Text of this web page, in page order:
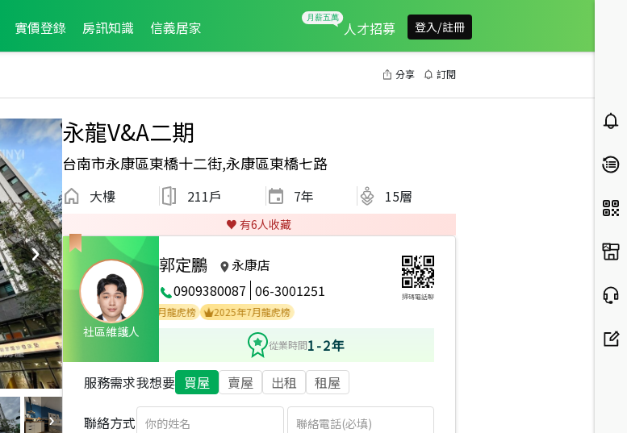
實價登錄 房訊知識 信義居家 人才招募 登入/註冊
分享 訂閱
永龍V&A二期
台南市永康區東橋十二街,永康區東橋七路
大樓 211戶 7年 15層
♥️ 有6人收藏
社區維護人
郭定鵬
永康店
0909380087 06-3001251 掃碼電話聊
萬經紀人員 2025年12月龍虎榜 2025年7月龍虎榜
從業時間1-2年
服務需求我想要 買屋 賣屋 出租 租屋
聯絡方式